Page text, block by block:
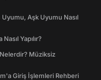
Aşk Uyumu Nasıl
Yapılır?
Müziksiz
Giriş İşlemleri Rehberi